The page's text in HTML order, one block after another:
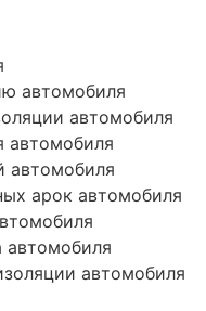
автомобиля
автомобиля
автомобиля
автомобиля
арок автомобиля
автомобиля
автомобиля